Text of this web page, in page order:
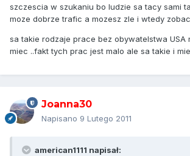
szczescia w szukaniu bo ludzie sa tacy sami
moze dobrze trafic a mozesz zle i wtedy
sa takie rodzaje prace bez obywatelstwa USA
miec ..fakt tych prac jest malo ale sa takie i
Joanna30
Napisano 9 Lutego 2011
american1111 napisał: